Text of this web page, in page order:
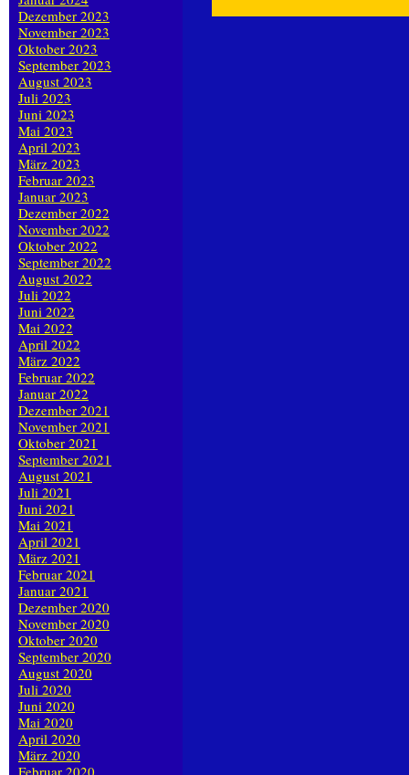
Dezember 2023
November 2023
Oktober 2023
September 2023
August 2023
Juli 2023
Juni 2023
Mai 2023
April 2023
März 2023
Februar 2023
Januar 2023
Dezember 2022
November 2022
Oktober 2022
September 2022
August 2022
Juli 2022
Juni 2022
Mai 2022
April 2022
März 2022
Februar 2022
Januar 2022
Dezember 2021
November 2021
Oktober 2021
September 2021
August 2021
Juli 2021
Juni 2021
Mai 2021
April 2021
März 2021
Februar 2021
Januar 2021
Dezember 2020
November 2020
Oktober 2020
September 2020
August 2020
Juli 2020
Juni 2020
Mai 2020
April 2020
März 2020
Februar 2020